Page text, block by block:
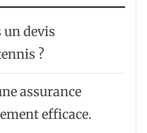
un devis
?
assurance
efficace.